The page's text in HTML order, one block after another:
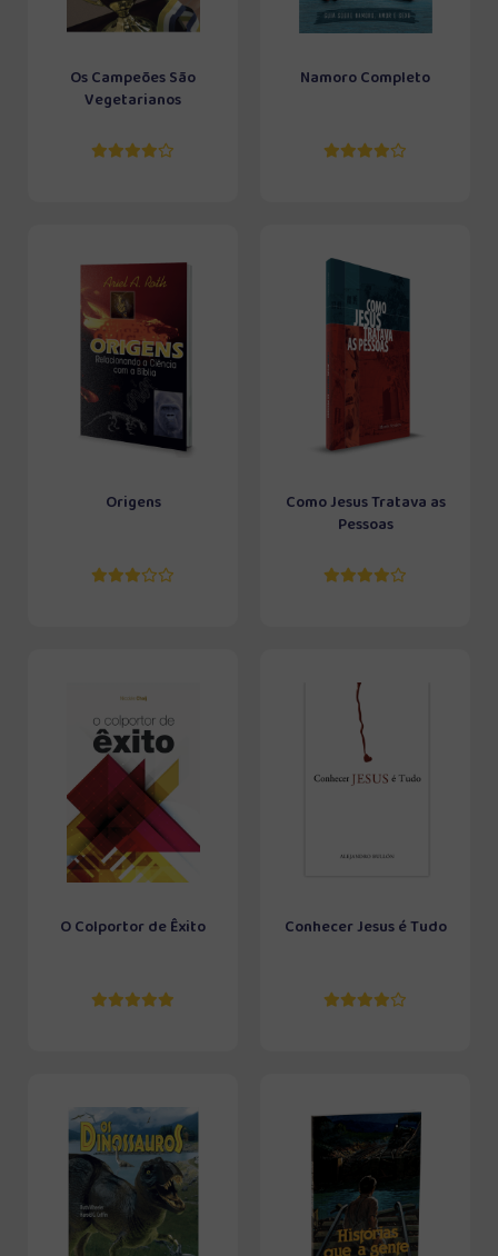
Os Campeões São
Vegetarianos
Namoro Completo
Origens
Como Jesus Tratava as
Pessoas
O Colportor de Êxito Conhecer Jesus é Tudo